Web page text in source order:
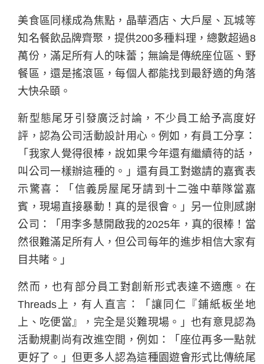
美食區同樣成為焦點，晶華酒店、大戶屋、瓦城等
知名餐飲品牌齊聚，提供200多種料理，總數超過8
萬份，滿足所有人的味蕾；無論是傳統座位區、野
餐區，還是搖滾區，每個人都能找到最舒適的角落
大快朵頤。
新型態尾牙引發廣泛討論，不少員工給予高度好
評，認為公司活動設計用心。例如，有員工分享：
「我家人覺得很棒，說如果今年還有繼續待的話，
叫公司一樣辦這種的。」還有員工對邀請的嘉賓表
示驚喜：「信義房屋尾牙請到十二強中華隊當嘉
賓，現場直接暴動！真的是很會。」另一位則感謝
公司：「用李多慧開啟我的2025年，真的很棒！當
然很難滿足所有人，但公司每年的進步相信大家有
目共睹。」
然而，也有部分員工對創新形式表達不適應。在
Threads上，有人直言：「讓同仁『鋪紙板坐地
上、吃便當』，完全是災難現場。」也有意見認為
活動規劃尚有改進空間，例如：「座位再多一點就
更好了。」但更多人認為這種園遊會形式比傳統尾